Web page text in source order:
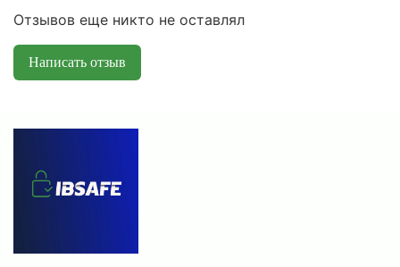
менее 30 минут, что позволяет сохранить
документы и деньги при пожаре.
Многослойная конструкция корпуса и двери:
Современный ключевой замок Dormakaba
(Германия) с защитой от высверливания.
горизонтальные ригели блокируются при
Отзывов еще никто не оставлял
Написать отзыв